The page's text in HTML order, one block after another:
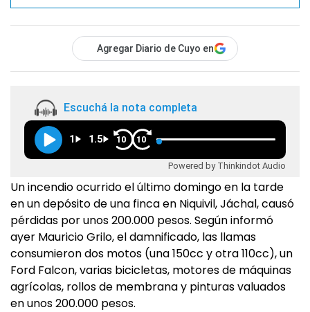
Agregar Diario de Cuyo en
Escuchá la nota completa
1 1.5 10 10
Powered by Thinkindot Audio
Un incendio ocurrido el último domingo en la tarde
en un depósito de una finca en Niquivil, Jáchal, causó
pérdidas por unos 200.000 pesos. Según informó
ayer Mauricio Grilo, el damnificado, las llamas
consumieron dos motos (una 150cc y otra 110cc), un
Ford Falcon, varias bicicletas, motores de máquinas
agrícolas, rollos de membrana y pinturas valuados
en unos 200.000 pesos.